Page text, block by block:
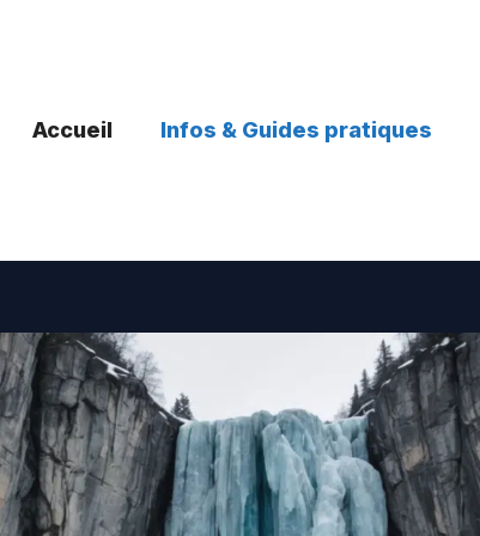
Accueil Infos & Guides pratiques